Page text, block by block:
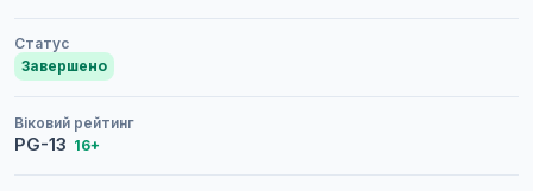
Статус
Завершено
Віковий рейтинг
PG-13 16+